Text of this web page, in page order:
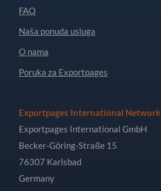
FAQ
Naša ponuda usluga
O nama
Poruka za Exportpages
Exportpages International Network
Exportpages International GmbH
Becker-Göring-Straße 15
76307 Karlsbad
Germany